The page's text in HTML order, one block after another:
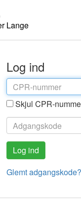
Lange
Log ind
Skjul CPR-
Glemt adgangskode?